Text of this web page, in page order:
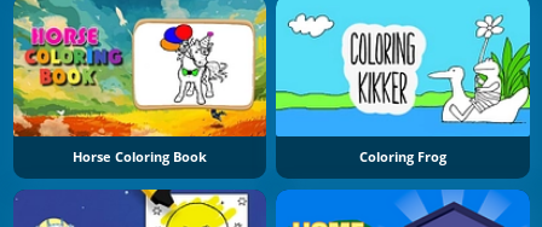
Horse Coloring Book Coloring Frog